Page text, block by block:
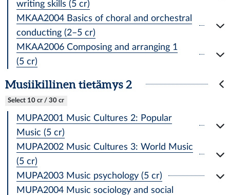
writing skills (5 cr)
MKAA2004 Basics of choral and orchestral
conducting (2–5 cr)
MKAA2006 Composing and arranging 1
(5 cr)
Musiikillinen tietämys 2
Select 10 cr / 30 cr
MUPA2001 Music Cultures 2: Popular
Music (5 cr)
MUPA2002 Music Cultures 3: World Music
(5 cr)
MUPA2003 Music psychology (5 cr)
MUPA2004 Music sociology and social